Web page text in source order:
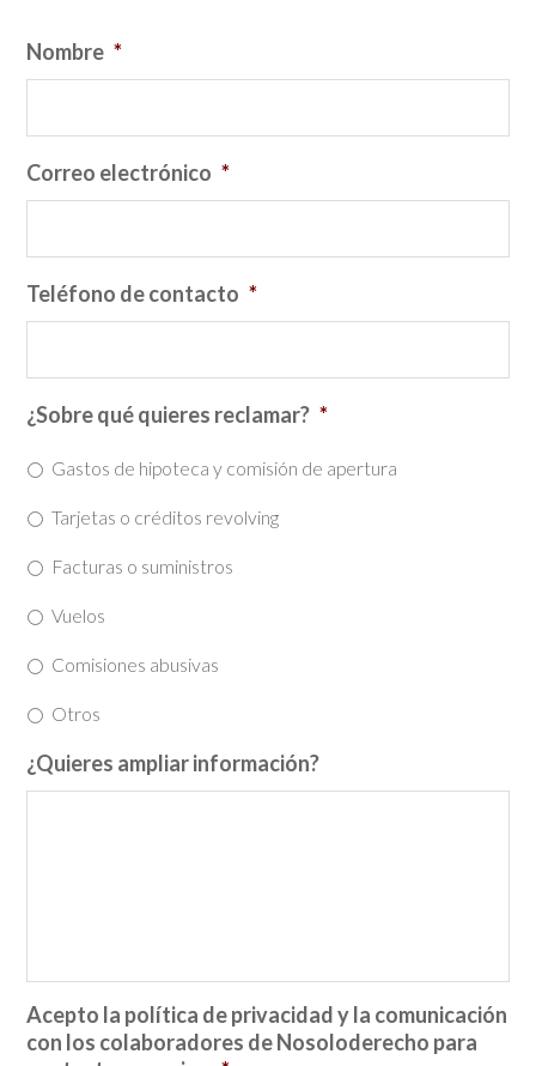
Nombre *
Correo electrónico *
Teléfono de contacto *
¿Sobre qué quieres reclamar? *
Gastos de hipoteca y comisión de apertura
Tarjetas o créditos revolving
Facturas o suministros
Vuelos
Comisiones abusivas
Otros
¿Quieres ampliar información?
Acepto la política de privacidad y la comunicación
con los colaboradores de Nosoloderecho para